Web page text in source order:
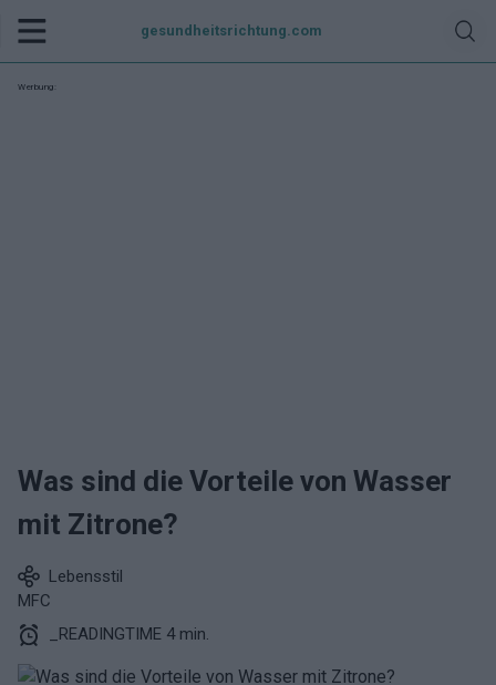
gesundheitsrichtung.com
Werbung:
Was sind die Vorteile von Wasser
mit Zitrone?
Lebensstil
MFC
_READINGTIME 4 min.